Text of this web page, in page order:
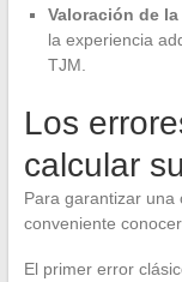
Valoración de
la experiencia
TJM.
Los
calcular
Para garantizar una
conveniente
El primer error